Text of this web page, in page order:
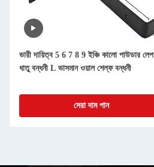
ভারী দায়িত্ব 5 6 7 8 9 ইঞ্চি কালো পাউডার লেপ
ধাতু বন্ধনী L ভাসমান ওয়াল শেল্ফ বন্ধনী
সেরা দাম পান